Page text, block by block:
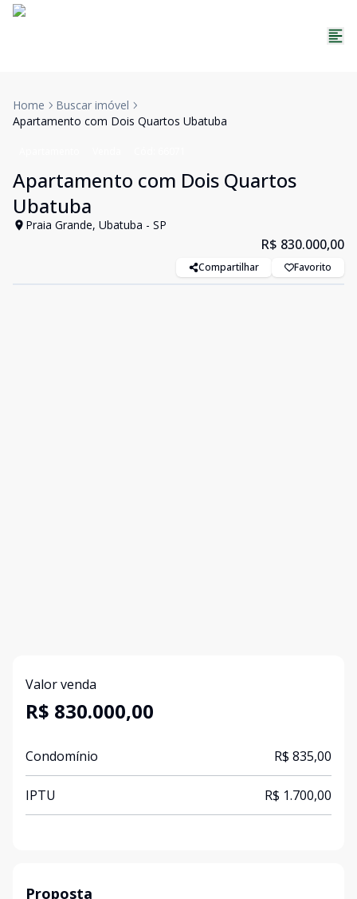
Home
Buscar imóvel
Apartamento com Dois Quartos Ubatuba
Apartamento com Dois Quartos
Ubatuba
Praia Grande, Ubatuba - SP
R$ 830.000,00
Compartilhar Favorito
Valor venda
R$ 830.000,00
Condomínio R$ 835,00
IPTU R$ 1.700,00
Proposta